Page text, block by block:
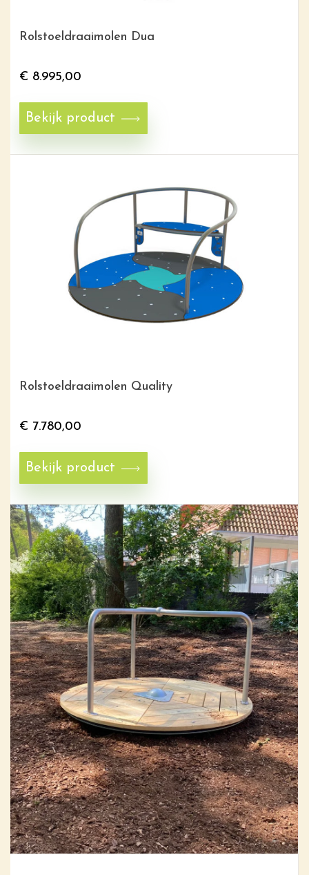
Rolstoeldraaimolen Dua
€ 8.995,00
Bekijk product
Rolstoeldraaimolen Quality
€ 7.780,00
Bekijk product